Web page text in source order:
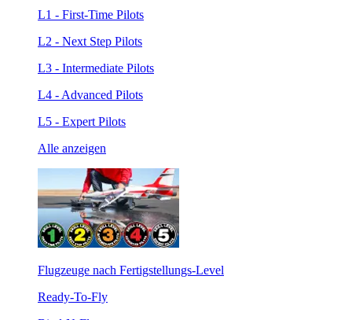
L1 - First-Time Pilots
L2 - Next Step Pilots
L3 - Intermediate Pilots
L4 - Advanced Pilots
L5 - Expert Pilots
Alle anzeigen
Flugzeuge nach Fertigstellungs-Level
Ready-To-Fly